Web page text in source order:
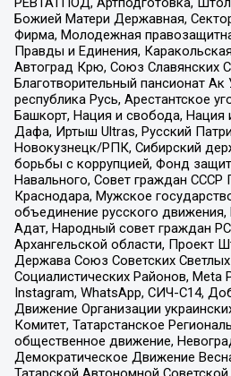
Божией Матери Державная,
Фирма, Молодежная
Правды и Единения,
Автоград Крю, Союз Славянских
Благотворительный пансионат Ак
республика Русь, Арестантское
Башкорт, Нация и свобода, Нация
Дафа, Иртыш Ultras, Русский
Новокузнецк/РПК, Сибирский
борьбы с коррупцией, Фонд
Навального, Совет граждан СССР
Краснодара, Мужское
объединение русского
Адат, Народный совет граждан
Архангельской области, Проект
Держава Союз Советских
Социалистических Районов, Meta
Instagram, WhatsApp, СИЧ-С14,
Движение Организации
Комитет, Татарстанское
общественное движение,
Демократическое Движение